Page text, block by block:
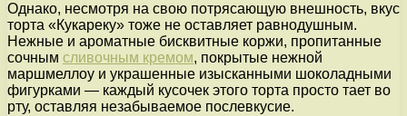
Однако, несмотря на свою потрясающую внешность, вкус
торта «Кукареку» тоже не оставляет равнодушным.
Нежные и ароматные бисквитные коржи, пропитанные
сочным сливочным кремом, покрытые нежной
маршмеллоу и украшенные изысканными шоколадными
фигурками — каждый кусочек этого торта просто тает во
рту, оставляя незабываемое послевкусие.